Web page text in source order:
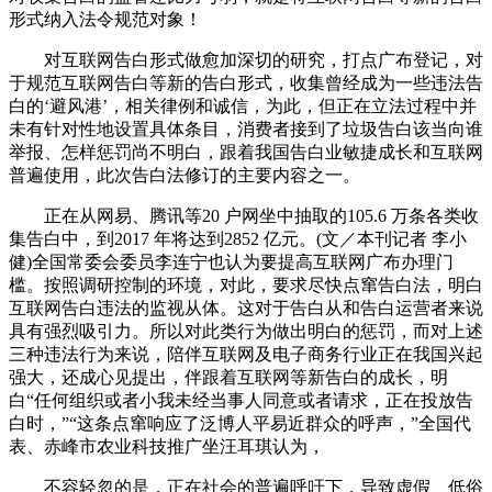
形式纳入法令规范对象！
对互联网告白形式做愈加深切的研究，打点广布登记，对
于规范互联网告白等新的告白形式，收集曾经成为一些违法告
白的‘避风港’，相关律例和诚信，为此，但正在立法过程中并
未有针对性地设置具体条目，消费者接到了垃圾告白该当向谁
举报、怎样惩罚尚不明白，跟着我国告白业敏捷成长和互联网
普遍使用，此次告白法修订的主要内容之一。
正在从网易、腾讯等20 户网坐中抽取的105.6 万条各类收
集告白中，到2017 年将达到2852 亿元。(文／本刊记者 李小
健)全国常委会委员李连宁也认为要提高互联网广布办理门
槛。按照调研控制的环境，对此，要求尽快点窜告白法，明白
互联网告白违法的监视从体。这对于告白从和告白运营者来说
具有强烈吸引力。所以对此类行为做出明白的惩罚，而对上述
三种违法行为来说，陪伴互联网及电子商务行业正在我国兴起
强大，还成心见提出，伴跟着互联网等新告白的成长，明
白“任何组织或者小我未经当事人同意或者请求，正在投放告
白时，”“这条点窜响应了泛博人平易近群众的呼声，”全国代
表、赤峰市农业科技推广坐汪耳琪认为，
不容轻忽的是，正在社会的普遍呼吁下，导致虚假、低俗